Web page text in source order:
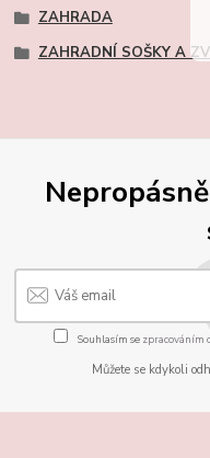
ZAHRADA
ZAHRADNÍ SOŠKY A
Souhlasím se zpracováním
Můžete se kdykoli